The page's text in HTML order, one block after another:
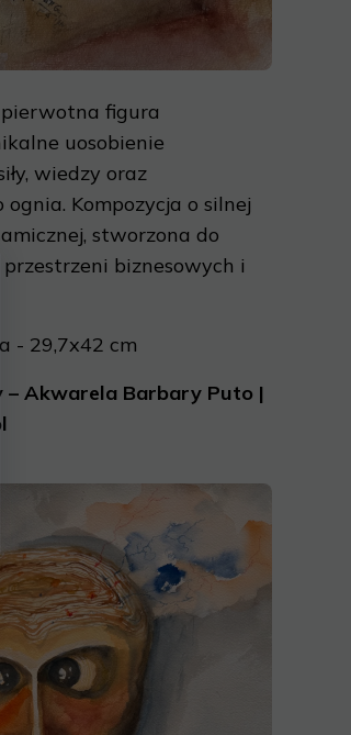
figura
uosobienie
wiedzy oraz
Kompozycja o silnej
stworzona do
przestrzeni biznesowych i
- 29,7x42 cm
– Akwarela Barbary Puto |